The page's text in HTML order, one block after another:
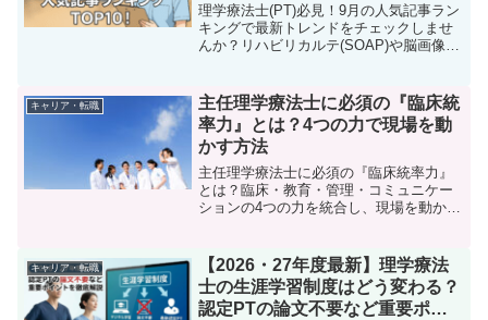
理学療法士(PT)必見！9月の人気記事ラン
キングで最新トレンドをチェックしませ
んか？リハビリカルテ(SOAP)や脳画像の
した記事がないか要チェック！
キャリア・転職
主任理学療法士に必須の『臨床統
率力』とは？4つの力で現場を動
かす方法
主任理学療法士に必須の『臨床統率力』
とは？臨床・教育・管理・コミュニケー
ションの4つの力を統合し、現場を動かす
スキルアップのヒントがここに。
キャリア・転職
【2026・27年度最新】理学療法
士の生涯学習制度はどう変わる？
認定PTの論文不要など重要ポイ